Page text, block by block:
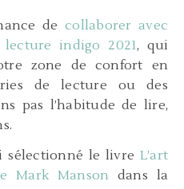
de collaborer avec
indigo 2021, qui
zone de confort en
de lecture ou des
pas l’habitude de lire,
sélectionné le livre L’art
Mark Manson dans la